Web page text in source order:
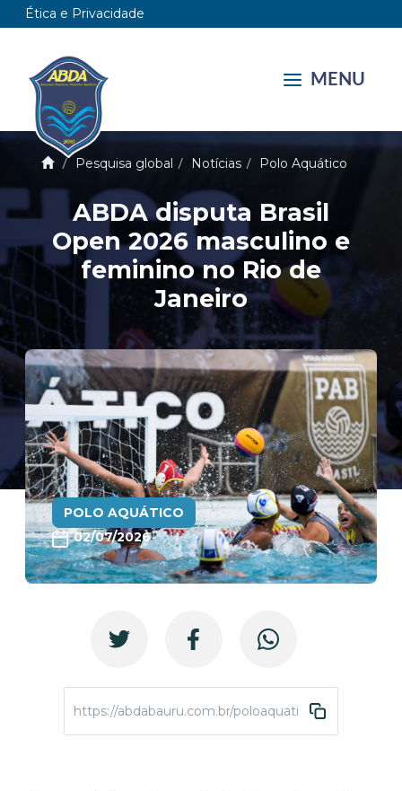
Ética e Privacidade
MENU
Pesquisa global Notícias Polo Aquático
ABDA disputa Brasil
Open 2026 masculino e
feminino no Rio de
Janeiro
POLO AQUÁTICO
02/07/2026
https://abdabauru.com.br/poloaquatico-brasil-open-